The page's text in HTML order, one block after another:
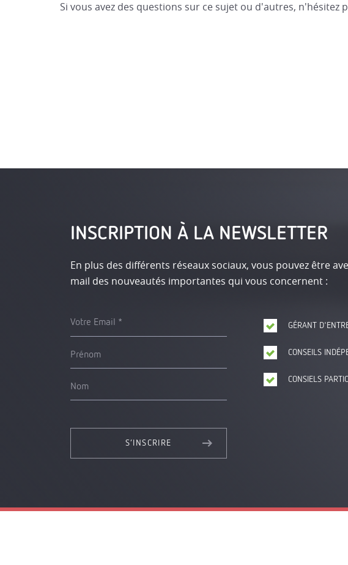
Si vous avez des questions sur ce sujet ou d'autres, n'hésitez
INSCRIPTION À LA NEWSLETTER
En plus des différents réseaux sociaux, vous pouvez être
mail des nouveautés importantes qui vous concernent :
Votre Email
Prénom
Nom
GÉRANT
CONSEILS
CONSIELS
S’INSCRIRE